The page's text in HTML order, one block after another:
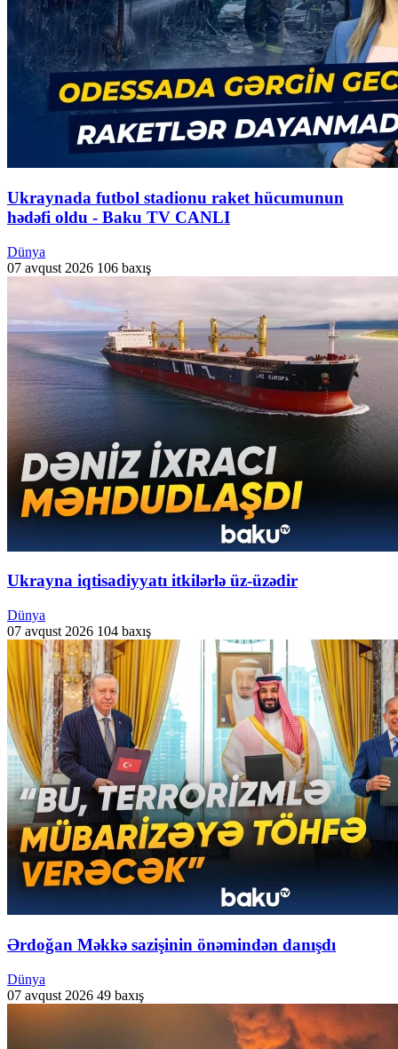
Ukraynada futbol stadionu raket hücumunun
hədəfi oldu - Baku TV CANLI
Dünya
07 avqust 2026 106 baxış
Ukrayna iqtisadiyyatı itkilərlə üz-üzədir
Dünya
07 avqust 2026 104 baxış
Ərdoğan Məkkə sazişinin önəmindən danışdı
Dünya
07 avqust 2026 49 baxış